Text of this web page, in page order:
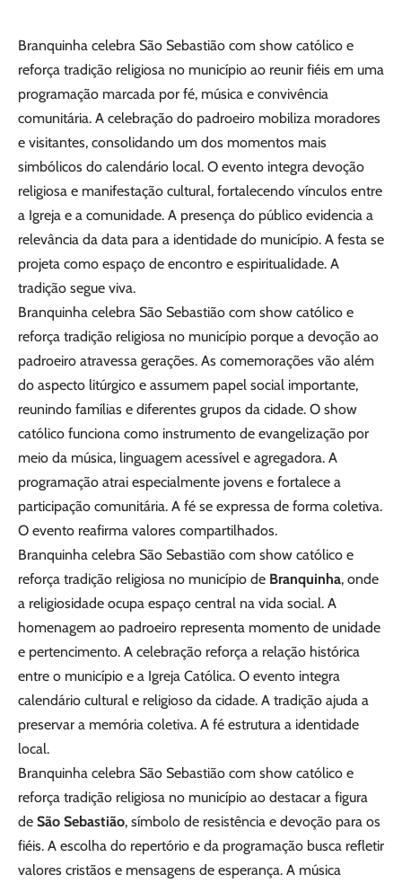
Branquinha celebra São Sebastião com show católico e
reforça tradição religiosa no município ao reunir fiéis em uma
programação marcada por fé, música e convivência
comunitária. A celebração do padroeiro mobiliza moradores
e visitantes, consolidando um dos momentos mais
simbólicos do calendário local. O evento integra devoção
religiosa e manifestação cultural, fortalecendo vínculos entre
a Igreja e a comunidade. A presença do público evidencia a
relevância da data para a identidade do município. A festa se
projeta como espaço de encontro e espiritualidade. A
tradição segue viva.
Branquinha celebra São Sebastião com show católico e
reforça tradição religiosa no município porque a devoção ao
padroeiro atravessa gerações. As comemorações vão além
do aspecto litúrgico e assumem papel social importante,
reunindo famílias e diferentes grupos da cidade. O show
católico funciona como instrumento de evangelização por
meio da música, linguagem acessível e agregadora. A
programação atrai especialmente jovens e fortalece a
participação comunitária. A fé se expressa de forma coletiva.
O evento reafirma valores compartilhados.
Branquinha celebra São Sebastião com show católico e
reforça tradição religiosa no município de Branquinha, onde
a religiosidade ocupa espaço central na vida social. A
homenagem ao padroeiro representa momento de unidade
e pertencimento. A celebração reforça a relação histórica
entre o município e a Igreja Católica. O evento integra
calendário cultural e religioso da cidade. A tradição ajuda a
preservar a memória coletiva. A fé estrutura a identidade
local.
Branquinha celebra São Sebastião com show católico e
reforça tradição religiosa no município ao destacar a figura
de São Sebastião, símbolo de resistência e devoção para os
fiéis. A escolha do repertório e da programação busca refletir
valores cristãos e mensagens de esperança. A música